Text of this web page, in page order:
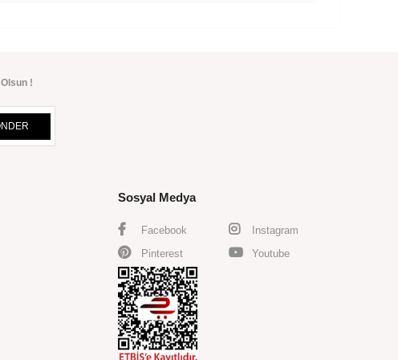
!
Sosyal Medya
Facebook
Instagram
Pinterest
Youtube